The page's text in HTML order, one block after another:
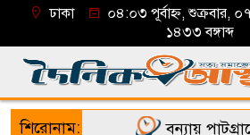
ঢাকা
০৪:০৩ পূর্বাহ্ন, শুক্রবার,
১৪৩৩ বঙ্গাব্দ
শিরোনাম: বন্যায়